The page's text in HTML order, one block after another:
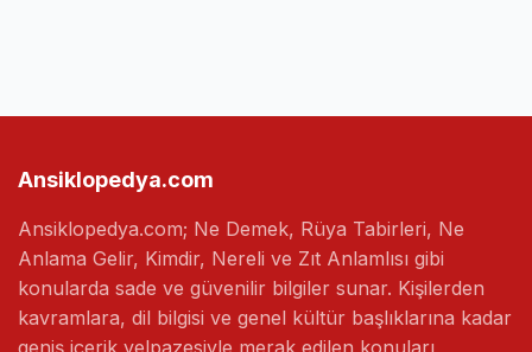
Ansiklopedya.com
Ansiklopedya.com; Ne Demek, Rüya Tabirleri, Ne
Anlama Gelir, Kimdir, Nereli ve Zıt Anlamlısı gibi
konularda sade ve güvenilir bilgiler sunar. Kişilerden
kavramlara, dil bilgisi ve genel kültür başlıklarına kadar
geniş içerik yelpazesiyle merak edilen konuları